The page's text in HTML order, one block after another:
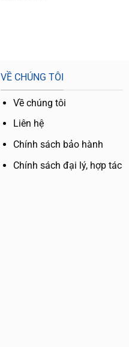
VỀ CHÚNG TÔI
Về chúng tôi
Liên hệ
Chính sách bảo hành
Chính sách đại lý, hợp tác